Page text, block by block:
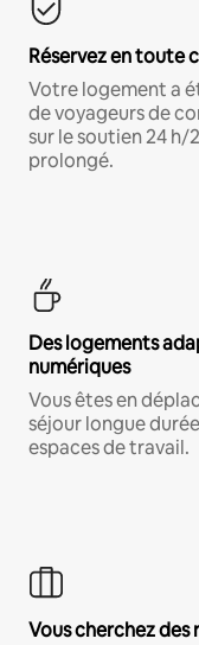
Réservez en toute
Votre logement a
de voyageurs de
sur le soutien 24
prolongé.
Des logements
numériques
Vous êtes en
séjour longue
espaces de travail.
Vous cherchez des